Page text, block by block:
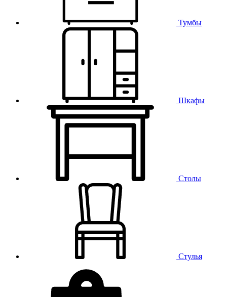
Тумбы
Шкафы
Столы
Стулья